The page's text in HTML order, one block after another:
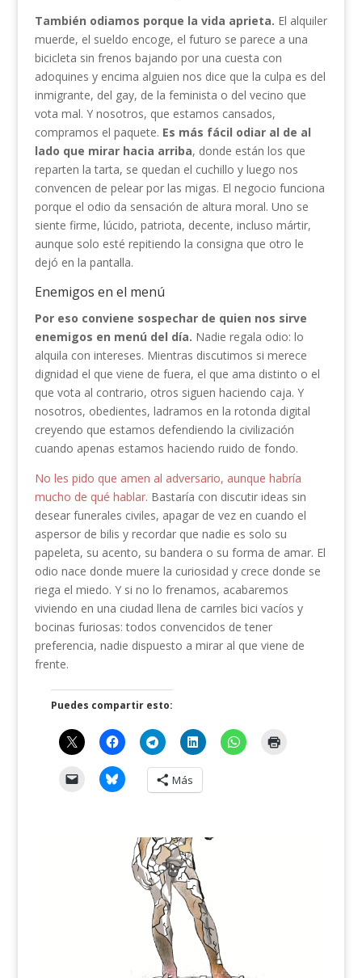
También odiamos porque la vida aprieta. El alquiler
muerde, el sueldo encoge, el futuro se parece a una
bicicleta sin frenos bajando por una cuesta con
adoquines y encima alguien nos dice que la culpa es del
inmigrante, del gay, de la feminista o del vecino que
vota mal. Y nosotros, que estamos cansados,
compramos el paquete. Es más fácil odiar al de al
lado que mirar hacia arriba, donde están los que
reparten la tarta, se quedan el cuchillo y luego nos
convencen de pelear por las migas. El negocio funciona
porque el odio da sensación de altura moral. Uno se
siente firme, lúcido, patriota, decente, incluso mártir,
aunque solo esté repitiendo la consigna que otro le
dejó en la pantalla.
Enemigos en el menú
Por eso conviene sospechar de quien nos sirve
enemigos en menú del día. Nadie regala odio: lo
alquila con intereses. Mientras discutimos si merece
dignidad el que viene de fuera, el que ama distinto o el
que vota al contrario, otros siguen haciendo caja. Y
nosotros, obedientes, ladramos en la rotonda digital
creyendo que estamos defendiendo la civilización
cuando apenas estamos haciendo ruido de fondo.
No les pido que amen al adversario, aunque habría
mucho de qué hablar. Bastaría con discutir ideas sin
desear funerales civiles, apagar de vez en cuando el
aspersor de bilis y recordar que nadie es solo su
papeleta, su acento, su bandera o su forma de amar. El
odio nace donde muere la curiosidad y crece donde se
riega el miedo. Y si no lo frenamos, acabaremos
viviendo en una ciudad llena de carriles bici vacíos y
bocinas furiosas: todos convencidos de tener
preferencia, nadie dispuesto a mirar al que viene de
frente.
Puedes compartir esto:
Más